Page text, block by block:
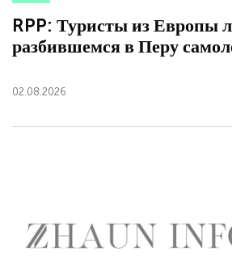
RPP: Туристы из Европы
разбившемся в Перу
02.08.2026